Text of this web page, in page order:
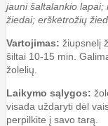
jauni šaltalankio lapai;
žiedai; erškėtrožių
Vartojimas: žiupsnelį
šiltai 10-15 min.
žolelių.
Laikymo sąlygos:
visada uždaryti dėl
perpilkite į savo tarą.